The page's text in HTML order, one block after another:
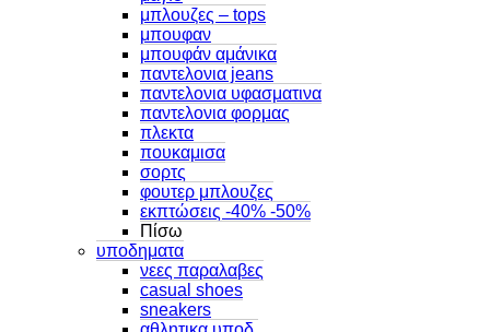
μπλουζες – tops
μπουφαν
μπουφάν αμάνικα
παντελονια jeans
παντελονια υφασματινα
παντελονια φορμας
πλεκτα
πουκαμισα
σορτς
φουτερ μπλουζες
εκπτώσεις -40% -50%
Πίσω
υποδηματα
νεες παραλαβες
casual shoes
sneakers